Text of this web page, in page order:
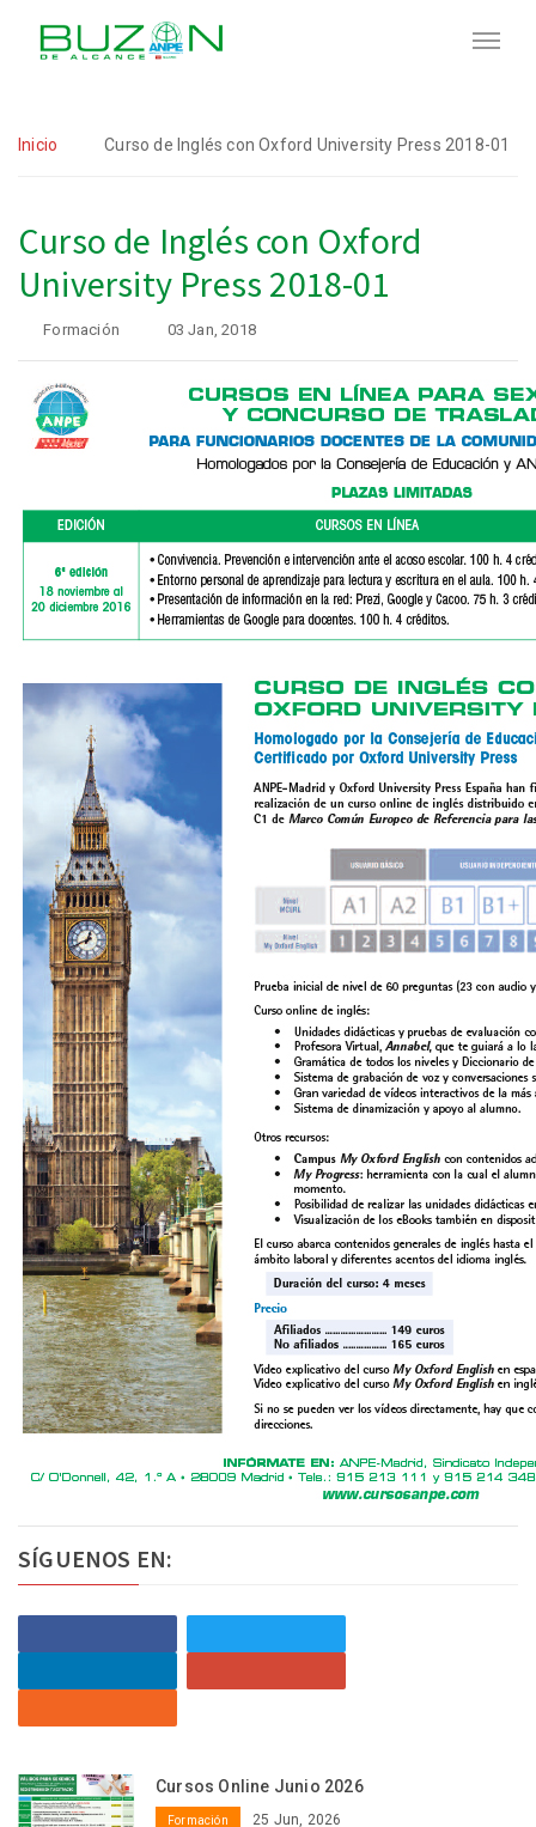
Inicio Curso de Inglés con Oxford University Press 2018-01
Curso de Inglés con Oxford
University Press 2018-01
Formación 03 Jan, 2018
SÍGUENOS EN:
Cursos Online Junio 2026
Formación 25 Jun, 2026